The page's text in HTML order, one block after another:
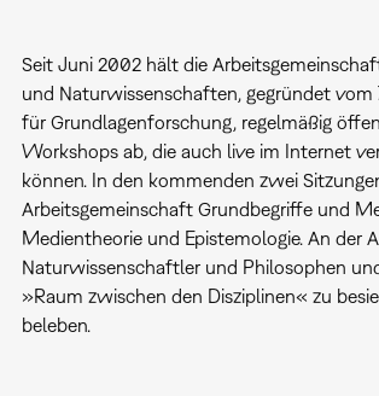
Seit Juni 2002 hält die
und Naturwissenschaften, gegründet
für Grundlagenforschung, regelmäßig
Workshops ab, die auch live im Internet
können. In den kommenden zwei
Arbeitsgemeinschaft Grundbegriffe und
Medientheorie und Epistemologie. An der
Naturwissenschaftler und Philosophen
»Raum zwischen den Disziplinen« zu
beleben.